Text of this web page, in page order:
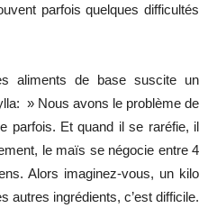
parfois quelques difficultés
aliments de base suscite un
» Nous avons le problème de
parfois. Et quand il se raréfie, il
le maïs se négocie entre 4
Alors imaginez-vous, un kilo
autres ingrédients, c’est difficile.